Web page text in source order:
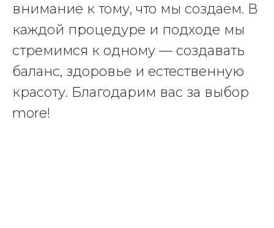
внимание к тому, что мы создаем. В
каждой процедуре и подходе мы
стремимся к одному — создавать
баланс, здоровье и естественную
красоту. Благодарим вас за выбор
more!